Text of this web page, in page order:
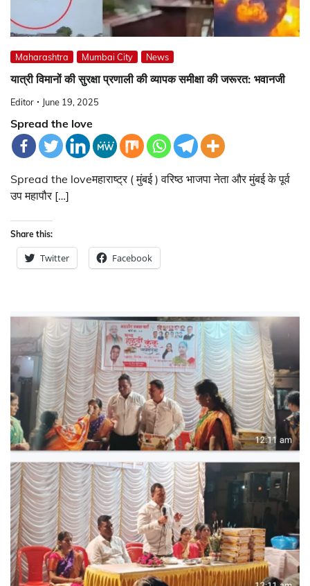
Maharashtra Mumbai City News
यात्री विमानों की सुरक्षा प्रणाली की व्यापक समीक्षा की जरूरत: भवानजी
Editor June 19, 2025
Spread the love
Spread the loveमहाराष्ट्र ( मुंबई ) वरिष्ठ भाजपा नेता और मुंबई के पूर्व
उप महापौर […]
Share this:
Twitter Facebook